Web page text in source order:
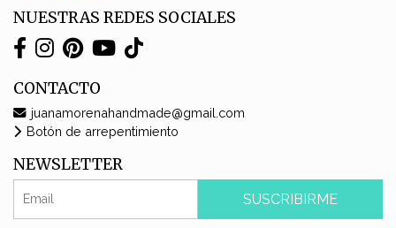
NUESTRAS REDES SOCIALES
CONTACTO
juanamorenahandmade@gmail.com
Botón de arrepentimiento
NEWSLETTER
SUSCRIBIRME